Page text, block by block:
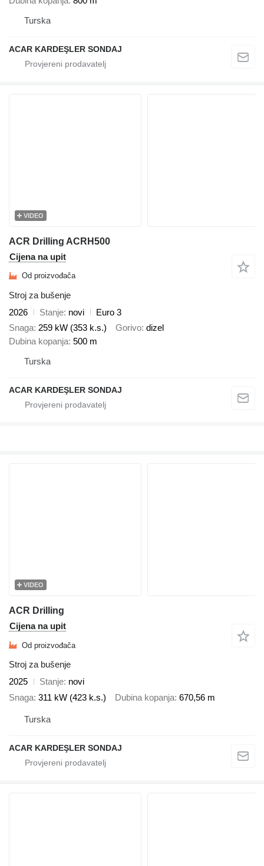
Turska
ACAR KARDEŞLER SONDAJ
VIDEO
ACR Drilling ACRH500
Cijena na upit
Od proizvođača
Stroj za bušenje
2026
Stanje novi
Euro 3
Snaga 259 kW (353 k.s.) Gorivo dizel
Dubina kopanja 500 m
Turska
ACAR KARDEŞLER SONDAJ
VIDEO
ACR Drilling
Cijena na upit
Od proizvođača
Stroj za bušenje
2025
Stanje novi
Snaga 311 kW (423 k.s.) Dubina kopanja 670,56 m
Turska
ACAR KARDEŞLER SONDAJ